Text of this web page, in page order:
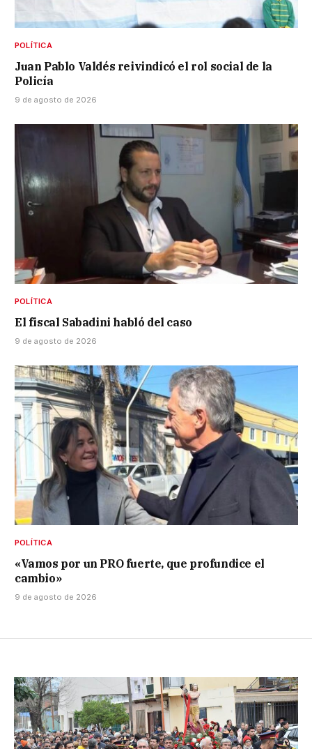
POLÍTICA
Juan Pablo Valdés reivindicó el rol social de la
Policía
9 de agosto de 2026
POLÍTICA
El fiscal Sabadini habló del caso
9 de agosto de 2026
POLÍTICA
«Vamos por un PRO fuerte, que profundice el
cambio»
9 de agosto de 2026